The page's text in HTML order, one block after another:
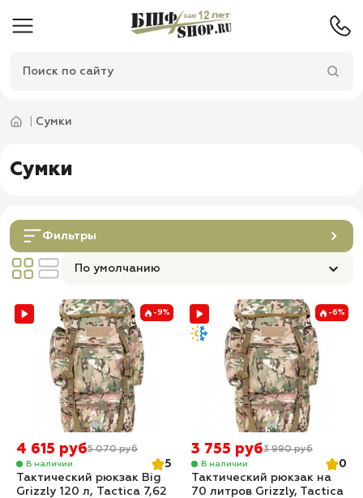
Сумки
Сумки
Фильтры
По умолчанию
-9%
4 615 руб5 070 руб
В наличии
5
Тактический рюкзак Big
Grizzly 120 л, Tactica 7,62
-6%
3 755 руб3 990 руб
В наличии
0
Тактический рюкзак на
70 литров Grizzly, Tactica